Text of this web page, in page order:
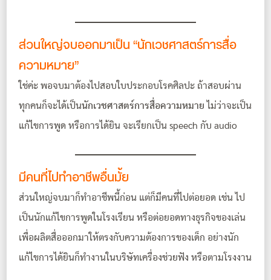
ส่วนใหญ่จบออกมาเป็น “นักเวชศาสตร์การสื่อ
ความหมาย”
ใช่ค่ะ พอจบมาต้องไปสอบใบประกอบโรคศิลปะ ถ้าสอบผ่าน
ทุกคนก็จะได้เป็นนักเวชศาสตร์การสื่อความหมาย ไม่ว่าจะเป็น
แก้ไขการพูด หรือการได้ยิน จะเรียกเป็นspeech กับaudio
มีคนที่ไปทำอาชีพอื่นมั้ย
ส่วนใหญ่จบมาก็ทำอาชีพนี้ก่อน แต่ก็มีคนที่ไปต่อยอด เช่น ไป
เป็นนักแก้ไขการพูด ในโรงเรียน หรือต่อยอดทางธุรกิจของเล่น
เพื่อผลิตสื่อออกมาให้ตรงกับความต้องการของเด็ก อย่างนัก
แก้ไขการได้ยินก็ทำงานในบริษัทเครื่องช่วยฟัง หรือตามโรงงาน